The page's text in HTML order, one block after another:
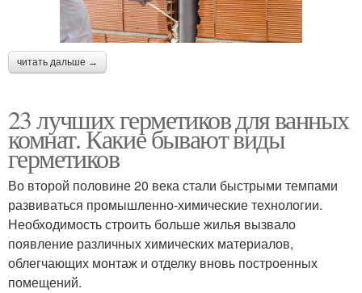
читать дальше →
23 лучших герметиков для ванных
комнат. Какие бывают виды
герметиков
Во второй половине 20 века стали быстрыми темпами
развиваться промышленно-химические технологии.
Необходимость строить больше жилья вызвало
появление различных химических материалов,
облегчающих монтаж и отделку вновь построенных
помещений.